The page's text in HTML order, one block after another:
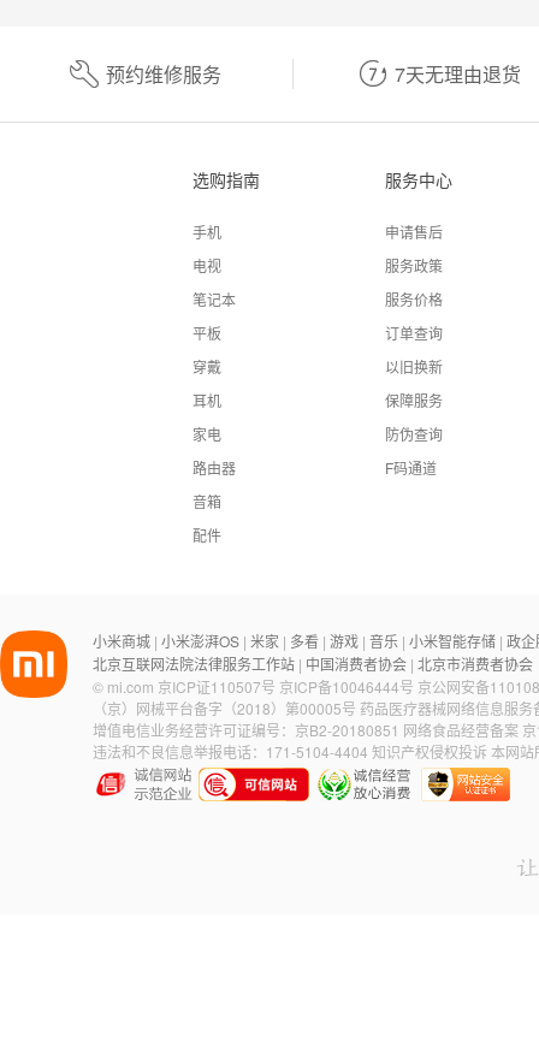
预约维修服务 7天无理由退货
选购指南
手机
电视
笔记本
平板
穿戴
耳机
家电
路由器
音箱
配件
服务中心
申请售后
服务政策
服务价格
订单查询
以旧换新
保障服务
防伪查询
F码通道
小米商城 | 小米澎湃OS | 米家 | 多看 | 游戏 | 音乐 | 小米智能存储 | 政企
北京互联网法院法律服务工作站 | 中国消费者协会 | 北京市消费者协会
© mi.com 京ICP证110507号 京ICP备10046444号 京公网安备
（京）网械平台备字（2018）第00005号 药品医疗器械网络信息服
增值电信业务经营许可证编号：京B2-20180851 网络食品经营备案
违法和不良信息举报电话：171-5104-4404 知识产权侵权投诉 本网